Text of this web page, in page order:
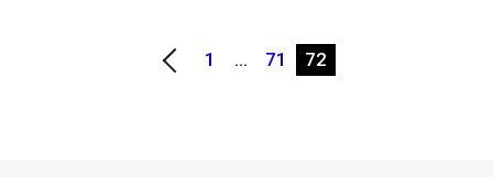
1 … 71 72